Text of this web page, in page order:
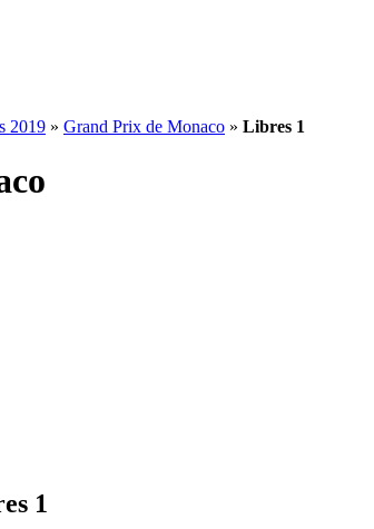
2019 » Grand Prix de Monaco » Libres 1
1